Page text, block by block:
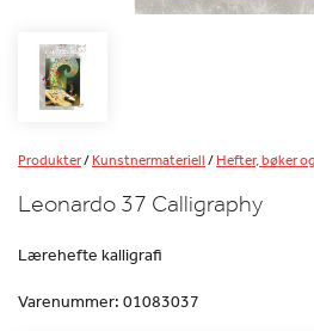
Produkter/Kunstnermateriell/Hefter, bøker
Leonardo 37 Calligraphy
Lærehefte kalligrafi
Varenummer: 01083037